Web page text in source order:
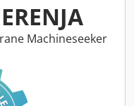
Machineseeker